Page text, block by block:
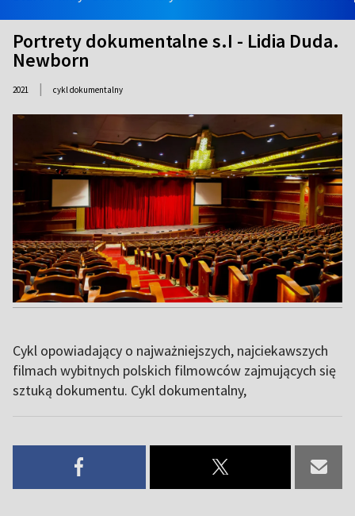
Portrety dokumentalne s.I - Lidia Duda.
Newborn
2021 | cykl dokumentalny
Cykl opowiadający o najważniejszych, najciekawszych
filmach wybitnych polskich filmowców zajmujących się
sztuką dokumentu. Cykl dokumentalny,